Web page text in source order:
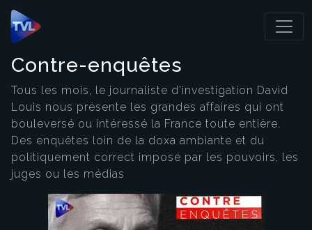
Panneau de gestion des cookies
Contre-enquêtes
Tous les mois, le journaliste d'investigation David
Louis nous présente les grandes affaires qui ont
bouleversé ou intéressé la France toute entière.
Des enquêtes loin de la doxa ambiante et du
politiquement correct imposé par les pouvoirs, les
juges ou les médias